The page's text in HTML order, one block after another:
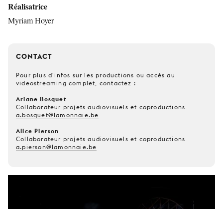
Réalisatrice
Myriam Hoyer
CONTACT
Pour plus d'infos sur les productions ou accès au
videostreaming complet, contactez :
Ariane Bosquet
Collaborateur projets audiovisuels et coproductions
a.bosquet@lamonnaie.be
Alice Pierson
Collaborateur projets audiovisuels et coproductions
a.pierson@lamonnaie.be